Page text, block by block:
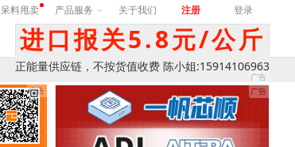
呆料甩卖 产品服务 关于我们 注册 登录
进口报关5.8元/公斤
正能量供应链，不按货值收费 陈小姐:15914106963